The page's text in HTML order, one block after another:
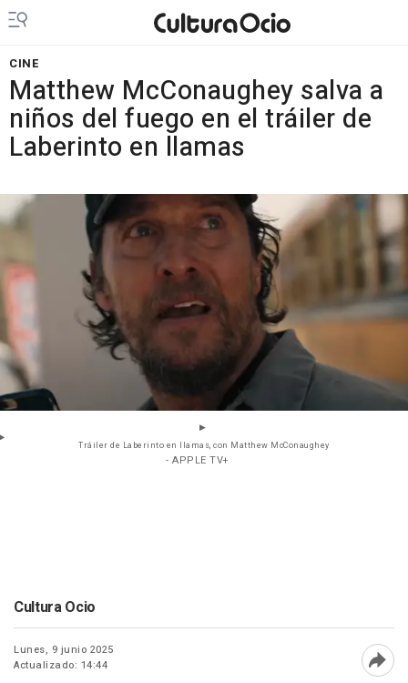
CINE
Matthew McConaughey salva a
niños del fuego en el tráiler de
Laberinto en llamas
Tráiler de Laberinto en llamas, con Matthew McConaughey
- APPLE TV+
Cultura Ocio
Lunes, 9 junio 2025
Actualizado: 14:44